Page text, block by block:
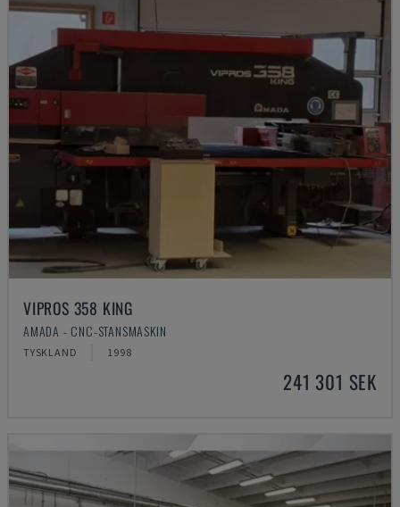
VIPROS 358 KING
AMADA - CNC-STANSMASKIN
TYSKLAND 1998
241 301 SEK